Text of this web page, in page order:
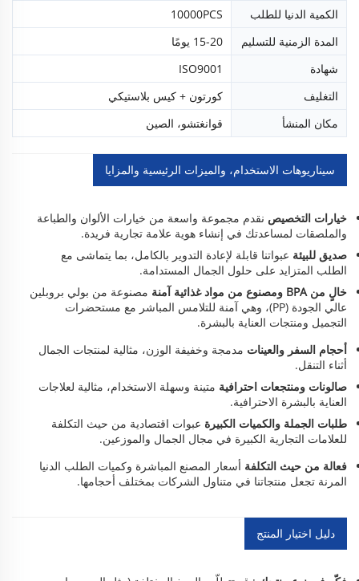
الكمية الدنيا للطلب
10000PCS
المدة الزمنية للتسليم
15-20 يومًا
شهادة
ISO9001
التغليف
كورتون + كيس بلاستيكي
مكان المنشأ
قوانغتشو، الصين
سيناريوهات الاستخدام، والميزات الرئيسية والمزايا
خيارات التخصيص نقدم مجموعة واسعة من خيارات الألوان والطباعة
والملصقات لمساعدتك في إنشاء هوية علامة تجارية فريدة.
صديق للبيئة عبواتنا قابلة لإعادة التدوير بالكامل، بما يتماشى مع
الطلب المتزايد على حلول الجمال المستدامة.
خالٍ من BPA ومصنوع من مواد غذائية آمنة
مصنوعة من بولي بروبلين
عالي الجودة (PP)، وهي آمنة للتلامس المباشر مع مستحضرات
التجميل ومنتجات العناية بالبشرة.
أحجام السفر والعينات مدمجة وخفيفة الوزن، مثالية لمنتجات الجمال
أثناء التنقل.
صالونات ومنتجعات احترافية متينة وسهلة الاستخدام، مثالية لعلاجات
العناية بالبشرة الاحترافية.
طلبات الجملة والكميات الكبيرة عبوات اقتصادية من حيث التكلفة
للعلامات التجارية الكبيرة في مجال الجمال والموزعين.
فعالة من حيث التكلفة أسعار المصنع المباشرة وكميات الطلب الدنيا
المرنة تجعل منتجاتنا في متناول الشركات بمختلف أحجامها.
دليل اختيار المنتج